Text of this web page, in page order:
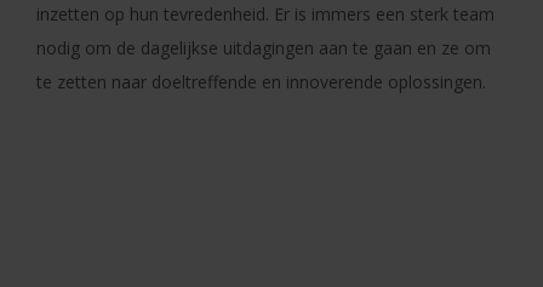
inzetten op hun tevredenheid. Er is immers een sterk team
nodig om de dagelijkse uitdagingen aan te gaan en ze om
te zetten naar doeltreffende en innoverende oplossingen.